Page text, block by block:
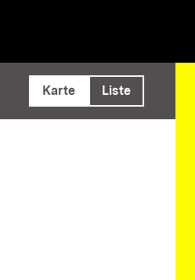
ausführen
Karte Liste